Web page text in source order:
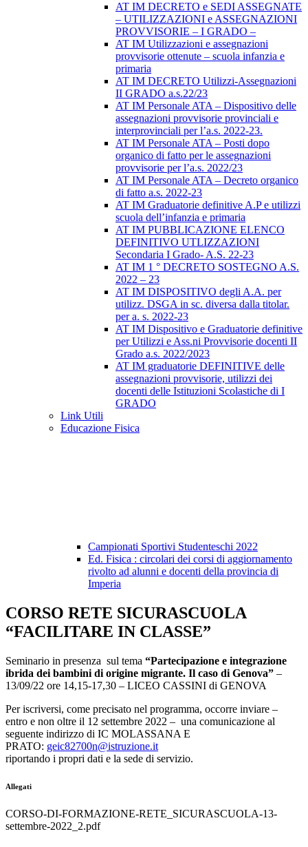
AT IM DECRETO e SEDI ASSEGNATE
– UTILIZZAZIONI e ASSEGNAZIONI
PROVVISORIE – I GRADO –
AT IM Utilizzazioni e assegnazioni
provvisorie ottenute – scuola infanzia e
primaria
AT IM DECRETO Utilizzi-Assegnazioni
II GRADO a.s.22/23
AT IM Personale ATA – Dispositivo delle
assegnazioni provvisorie provinciali e
interprovinciali per l’a.s. 2022-23.
AT IM Personale ATA – Posti dopo
organico di fatto per le assegnazioni
provvisorie per l’a.s. 2022/23
AT IM Personale ATA – Decreto organico
di fatto a.s. 2022-23
AT IM Graduatorie definitive A.P e utilizzi
scuola dell’infanzia e primaria
AT IM PUBBLICAZIONE ELENCO
DEFINITIVO UTLIZZAZIONI
Secondaria I Grado- A.S. 22-23
AT IM 1 ° DECRETO SOSTEGNO A.S.
2022 – 23
AT IM DISPOSITIVO degli A.A. per
utilizz. DSGA in sc. diversa dalla titolar.
per a. s. 2022-23
AT IM Dispositivo e Graduatorie definitive
per Utilizzi e Ass.ni Provvisorie docenti II
Grado a.s. 2022/2023
AT IM graduatorie DEFINITIVE delle
assegnazioni provvisorie, utilizzi dei
docenti delle Istituzioni Scolastiche di I
GRADO
Link Utili
Educazione Fisica
Campionati Sportivi Studenteschi 2022
Ed. Fisica : circolari dei corsi di aggiornamento
rivolto ad alunni e docenti della provincia di
Imperia
CORSO RETE SICURASCUOLA
“FACILITARE IN CLASSE”
Seminario in presenza sul tema “Partecipazione e integrazione
ibrida dei bambini di origine migrante. Il caso di Genova” –
13/09/22 ore 14,15-17,30 – LICEO CASSINI di GENOVA
Per iscriversi, come precisato nel programma, occorre inviare –
entro e non oltre il 12 settembre 2022 – una comunicazione al
seguente indirizzo di IC MOLASSANA E
PRATO: geic82700n@istruzione.it
riportando i propri dati e la sede di servizio.
Allegati
CORSO-DI-FORMAZIONE-RETE_SICURASCUOLA-13-
settembre-2022_2.pdf